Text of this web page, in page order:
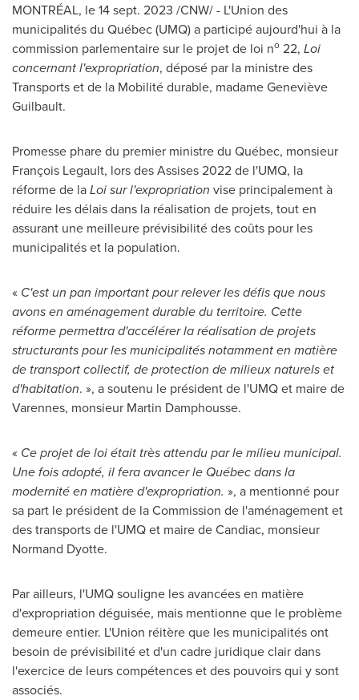
MONTRÉAL, le14 sept. 2023 /CNW/ - L'Union des
municipalités du Québec (UMQ) a participé aujourd'hui à la
commission parlementaire sur le projet de loi no 22, Loi
concernant l'expropriation, déposé par la ministre des
Transports et de la Mobilité durable, madame Geneviève
Guilbault.
Promesse phare du premier ministre du Québec, monsieur
François Legault, lors des Assises 2022 de l'UMQ, la
réforme de laLoi sur l'expropriation vise principalement à
réduire les délais dans la réalisation de projets, tout en
assurant une meilleure prévisibilité des coûts pour les
municipalités et la population.
« C'est un pan important pour relever les défis que nous
avons en aménagement durable du territoire. Cette
réforme permettra d'accélérer la réalisation de projets
structurants pour les municipalités notamment en matière
de transport collectif, de protection de milieux naturels et
d'habitation. », a soutenu le président de l'UMQ et maire de
Varennes, monsieur Martin Damphousse.
« Ce projet de loi était très attendu par le milieu municipal.
Une fois adopté, il feraavancer le Québec dans la
modernité en matière d'expropriation. », a mentionné pour
sa part le président de la Commission de l'aménagement et
des transports de l'UMQ et maire deCandiac, monsieur
Normand Dyotte.
Par ailleurs, l'UMQ souligne les avancées en matière
d'expropriation déguisée, mais mentionne que le problème
demeure entier. L'Union réitère que les municipalités ont
besoin de prévisibilité et d'un cadre juridique clair dans
l'exercice de leurs compétences et des pouvoirs qui y sont
associés.